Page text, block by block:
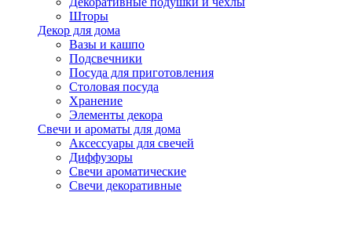
Шторы
Декор для дома
Вазы и кашпо
Подсвечники
Посуда для приготовления
Столовая посуда
Хранение
Элементы декора
Свечи и ароматы для дома
Аксессуары для свечей
Диффузоры
Свечи ароматические
Свечи декоративные